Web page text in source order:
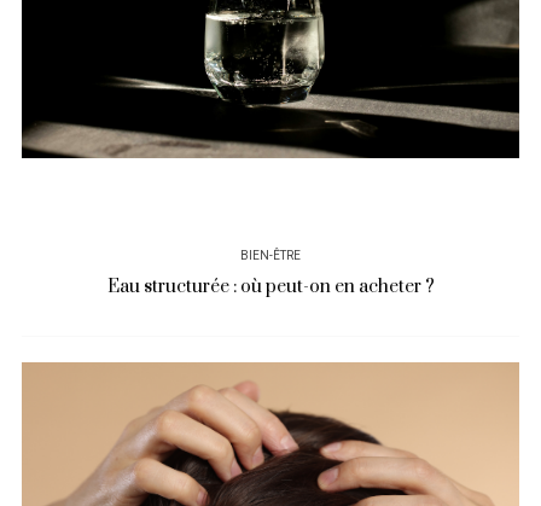
BIEN-ÊTRE
Eau structurée : où peut-on en acheter ?